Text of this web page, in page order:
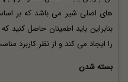
های اصلی شیر می باشد که بر
بنابراین باید اطمینان حاصل
را ایجاد می کند و از نظر کاربرد
بسته شدن